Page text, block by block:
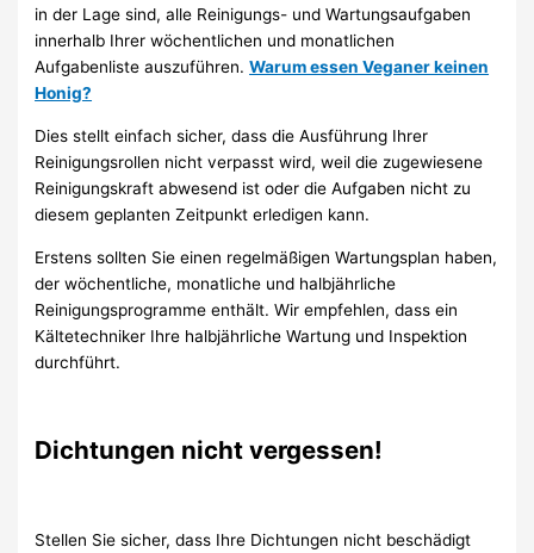
in der Lage sind, alle Reinigungs- und Wartungsaufgaben
innerhalb Ihrer wöchentlichen und monatlichen
Aufgabenliste auszuführen.Warum essen Veganer keinen
Honig?
Dies stellt einfach sicher, dass die Ausführung Ihrer
Reinigungsrollen nicht verpasst wird, weil die zugewiesene
Reinigungskraft abwesend ist oder die Aufgaben nicht zu
diesem geplanten Zeitpunkt erledigen kann.
Erstens sollten Sie einen regelmäßigen Wartungsplan haben,
der wöchentliche, monatliche und halbjährliche
Reinigungsprogramme enthält. Wir empfehlen, dass ein
Kältetechniker Ihre halbjährliche Wartung und Inspektion
durchführt.
Dichtungen nicht vergessen!
Stellen Sie sicher, dass Ihre Dichtungen nicht beschädigt